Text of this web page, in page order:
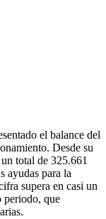
el balance del
Desde su
total de 325.661
ayudas para la
supera en casi un
periodo, que